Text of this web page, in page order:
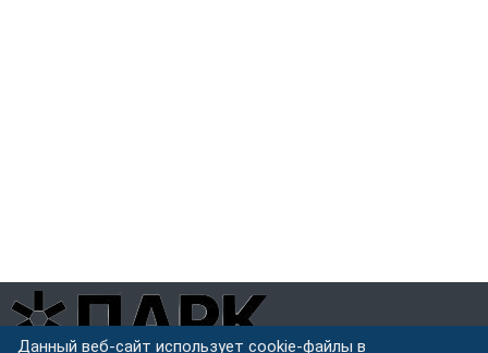
Данный веб-сайт использует cookie-файлы в